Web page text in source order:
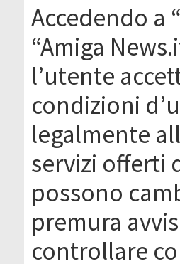
Accedendo a
“Amiga
l’utente
condizioni
legalmente
servizi offerti
possono
premura
controllare